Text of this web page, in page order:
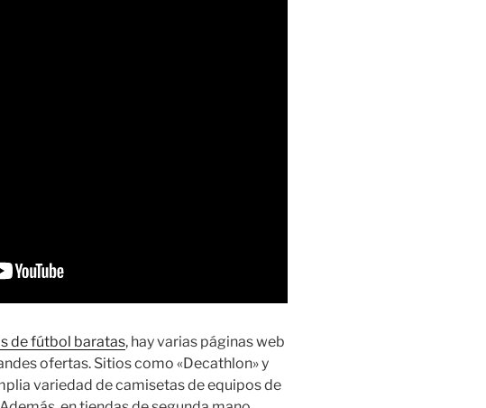
de fútbol baratas, hay varias páginas web
ofertas. Sitios como «Decathlon» y
variedad de camisetas de equipos de